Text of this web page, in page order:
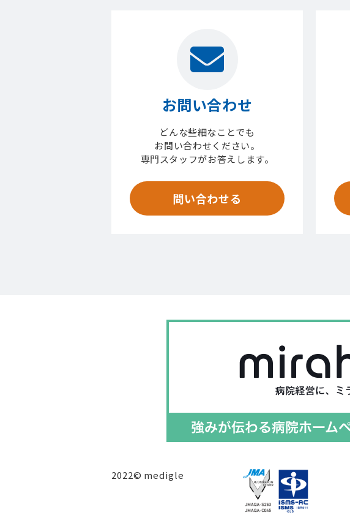
お問い合わせ
どんな些細なことでも
お問い合わせください。
専門スタッフがお答えします。
問い合わせる
2022© medigle